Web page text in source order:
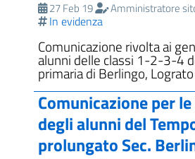
27 Feb 19 Amministratore
In evidenza
Comunicazione rivolta ai
alunni delle classi 1-2-3-4
primaria di Berlingo,
Comunicazione per
degli alunni del
prolungato Sec.